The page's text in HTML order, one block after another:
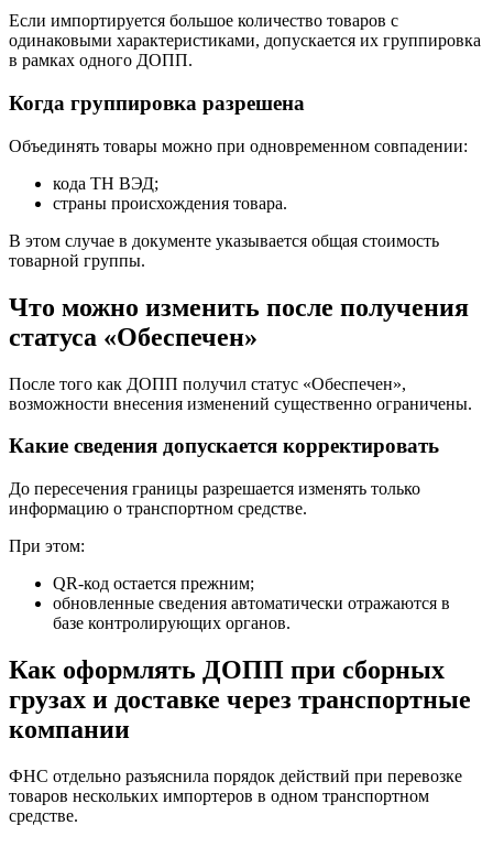
Если импортируется большое количество товаров с
одинаковыми характеристиками, допускается их группировка
в рамках одного ДОПП.
Когда группировка разрешена
Объединять товары можно при одновременном совпадении:
кода ТН ВЭД;
страны происхождения товара.
В этом случае в документе указывается общая стоимость
товарной группы.
Что можно изменить после получения
статуса «Обеспечен»
После того как ДОПП получил статус «Обеспечен»,
возможности внесения изменений существенно ограничены.
Какие сведения допускается корректировать
До пересечения границы разрешается изменять только
информацию о транспортном средстве.
При этом:
QR-код остается прежним;
обновленные сведения автоматически отражаются в
базе контролирующих органов.
Как оформлять ДОПП при сборных
грузах и доставке через транспортные
компании
ФНС отдельно разъяснила порядок действий при перевозке
товаров нескольких импортеров в одном транспортном
средстве.